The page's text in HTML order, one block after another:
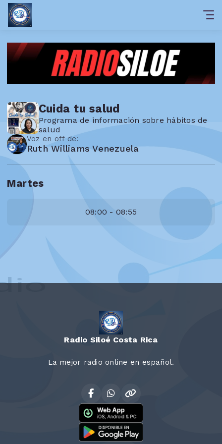
Cuida tu salud
Programa de información sobre hábitos de
salud
Voz en off de:
Ruth Williams Venezuela
Martes
08:00 - 08:55
Radio Siloé Costa Rica
La mejor radio online en español.